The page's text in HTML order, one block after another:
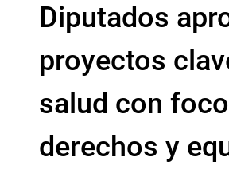
Diputados
proyectos
salud con
derechos y